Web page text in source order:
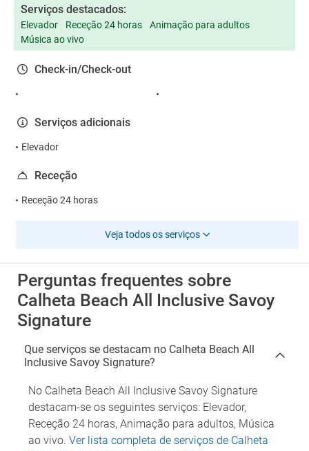
Serviços destacados:
Elevador Receção 24 horas
Animação para adultos
Música ao vivo
Check-in/Check-out
Serviços adicionais
Elevador
Receção
Receção 24 horas
Veja todos os serviços
Perguntas frequentes sobre
Calheta Beach All Inclusive Savoy
Signature
Que serviços se destacam no Calheta Beach All
Inclusive Savoy Signature?
No Calheta Beach All Inclusive Savoy Signature
destacam-se os seguintes serviços: Elevador,
Receção 24 horas, Animação para adultos, Música
ao vivo. Ver lista completa de serviços de Calheta